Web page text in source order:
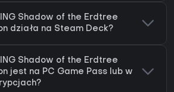
Shadow of the Erdtree
działa na Steam Deck?
Shadow of the Erdtree
jest na PC Game Pass lub w